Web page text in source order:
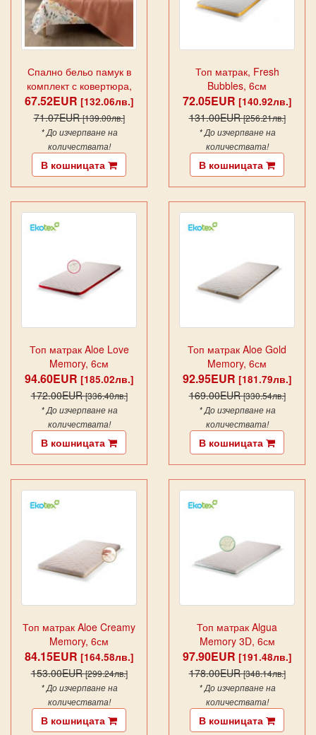
Спално бельо памук в
комплект с ковертюра,
FAYETTE APRICOT
67.52EUR [132.06лв.]
71.07EUR[139.00лв.]
* До изчерпване на
количествата!
В кошницата
Топ матрак, Fresh
Bubbles, 6см
72.05EUR [140.92лв.]
131.00EUR[256.21лв.]
* До изчерпване на
количествата!
В кошницата
Топ матрак Aloe Love
Memory, 6см
94.60EUR [185.02лв.]
172.00EUR[336.40лв.]
* До изчерпване на
количествата!
В кошницата
Топ матрак Aloe Gold
Memory, 6см
92.95EUR [181.79лв.]
169.00EUR[330.54лв.]
* До изчерпване на
количествата!
В кошницата
Топ матрак Aloe Creamy
Memory, 6см
84.15EUR [164.58лв.]
153.00EUR[299.24лв.]
* До изчерпване на
количествата!
В кошницата
Топ матрак Algua
Memory 3D, 6см
97.90EUR [191.48лв.]
178.00EUR[348.14лв.]
* До изчерпване на
количествата!
В кошницата